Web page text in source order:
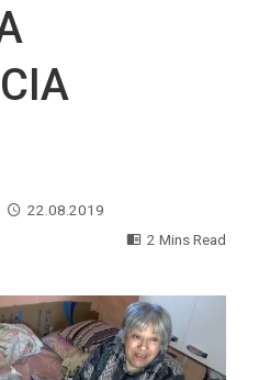
22.08.2019
2 Mins Read